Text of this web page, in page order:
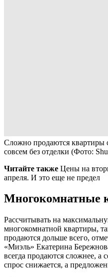
Сложно продаются квартиры
совсем без отделки (Фото:
Читайте также Цены на
апреля. И это еще не предел
Многокомнатные
Рассчитывать на
многокомнатной квартиры,
продаются дольше всего,
«Миэль» Екатерина
всегда продаются сложнее, а
спрос снижается, а